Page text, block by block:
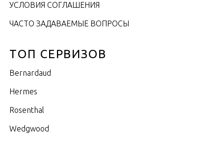
УСЛОВИЯ СОГЛАШЕНИЯ
ЧАСТО ЗАДАВАЕМЫЕ ВОПРОСЫ
ТОП СЕРВИЗОВ
Bernardaud
Hermes
Rosenthal
Wedgwood